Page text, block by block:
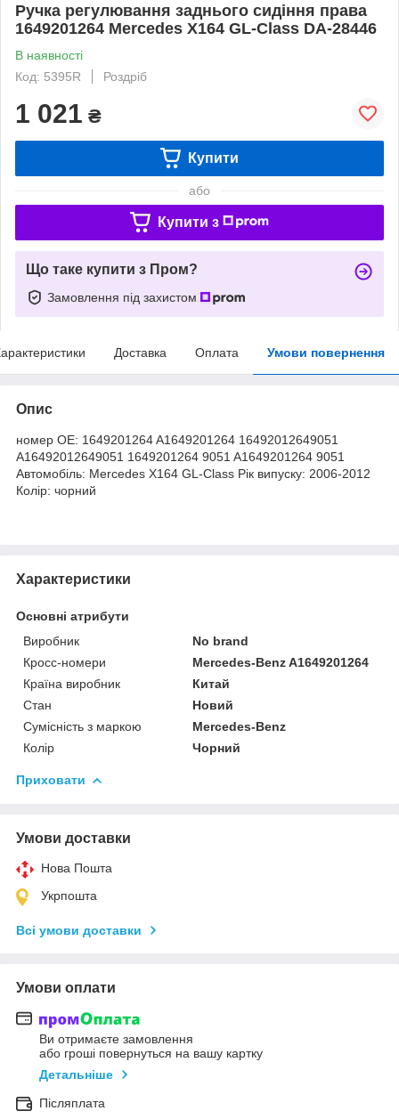
Ручка регулювання заднього сидіння права
1649201264 Mercedes X164 GL-Class DA-28446
В наявності
Код: 5395R
Роздріб
1 021 ₴
Купити
або
Купити з
Що таке купити з Пром?
Замовлення під захистом
Доставка Оплата Умови повернення
Опис
номер OE: 1649201264 A1649201264 16492012649051
A16492012649051 1649201264 9051 A1649201264 9051
Автомобіль: Mercedes X164 GL-Class Рік випуску: 2006-2012
Колір: чорний
Характеристики
Основні атрибути
Виробник
No brand
Кросс-номери
Mercedes-Benz A1649201264
Країна виробник
Китай
Стан
Новий
Сумісність з маркою
Mercedes-Benz
Колір
Чорний
Приховати
Умови доставки
Нова Пошта
Укрпошта
Всі умови доставки
Умови оплати
Ви отримаєте замовлення
або гроші повернуться на вашу картку
Детальніше
Післяплата